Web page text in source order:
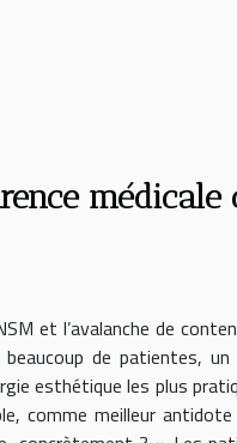
et l’avalanche de
de patientes,
esthétique les plus
comme meilleur